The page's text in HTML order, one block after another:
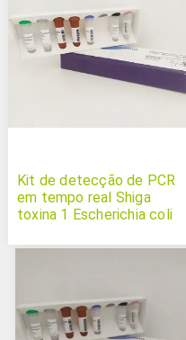
Kit de detecção de PCR
em tempo real Shiga
toxina 1 Escherichia coli